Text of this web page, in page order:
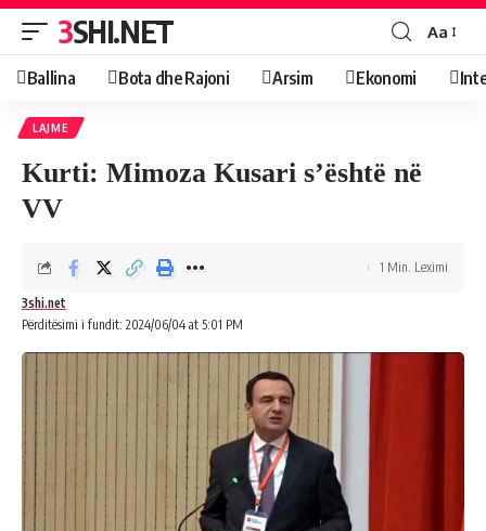
3SHI.NET Aa
Ballina Bota dhe Rajoni Arsim Ekonomi
LAJME
Kurti: Mimoza Kusari s’është në
VV
Përditësimi i fundit: 2024/06/04 at 5:01 PM
3shi.net
1 Min. Leximi